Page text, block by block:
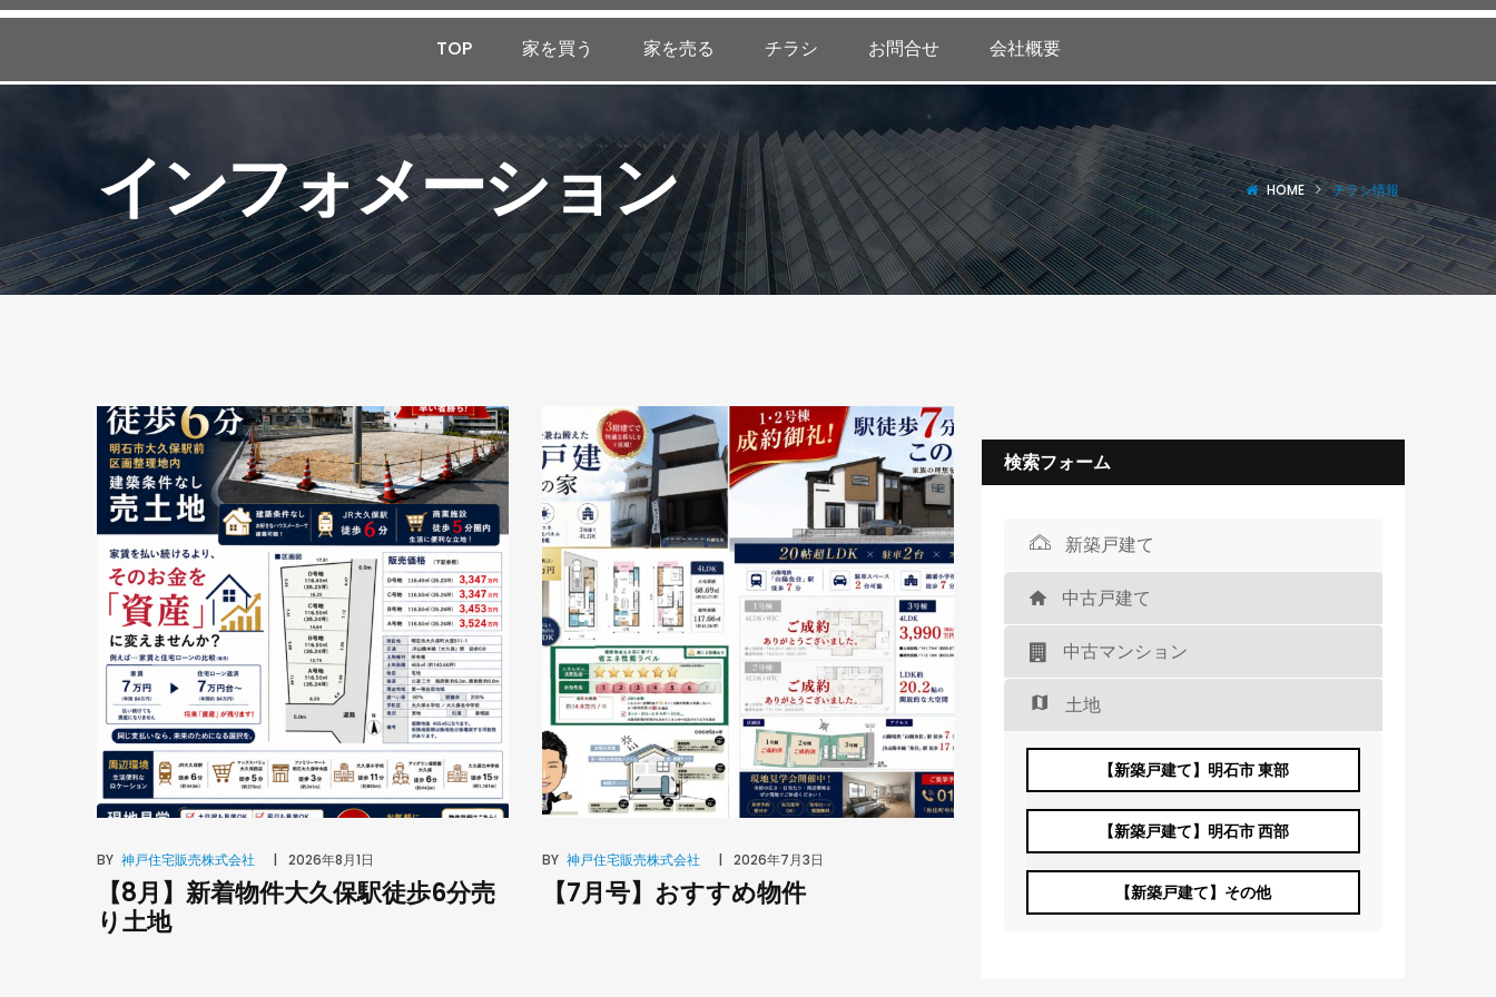
TOP 家を買う 家を売る チラシ お問合せ 会社概要
インフォメーション HOME チラシ情報
BY 神戸住宅販売株式会社 2026年8月1日
【8月】新着物件大久保駅徒歩6分売
り土地
BY 神戸住宅販売株式会社 2026年7月3日
【7月号】おすすめ物件
検索フォーム
新築戸建て
中古戸建て
中古マンション
土地
【新築戸建て】明石市 東部
【新築戸建て】明石市 西部
【新築戸建て】その他